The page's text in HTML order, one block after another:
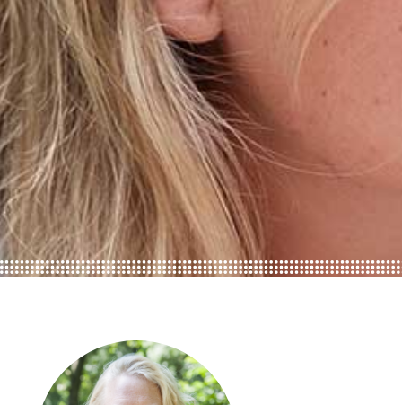
ONZE TRAINEES
ONZE ALUMNI
VACATURES
ORGANISATIES
UW VERHAAL
DE MEERWAARDE
KETENAANPAK